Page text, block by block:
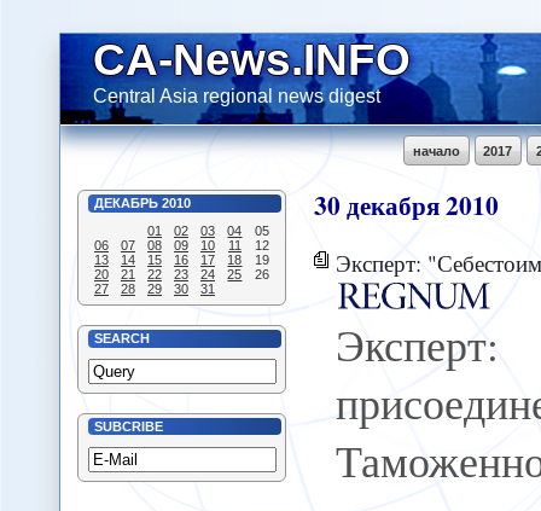
CA-News.INFO
Central Asia regional news digest
2017
начало
ДЕКАБРЬ 2010
01
02 03 04
05
06
07 08 09 10 11
12
13
14 15 16 17 18
19
20
21 22 23 24 25
26
27
28 29 30 31
SEARCH
SUBCRIBE
30декабря2010
Эксперт: "Себестоимость присоединения
Эксперт: